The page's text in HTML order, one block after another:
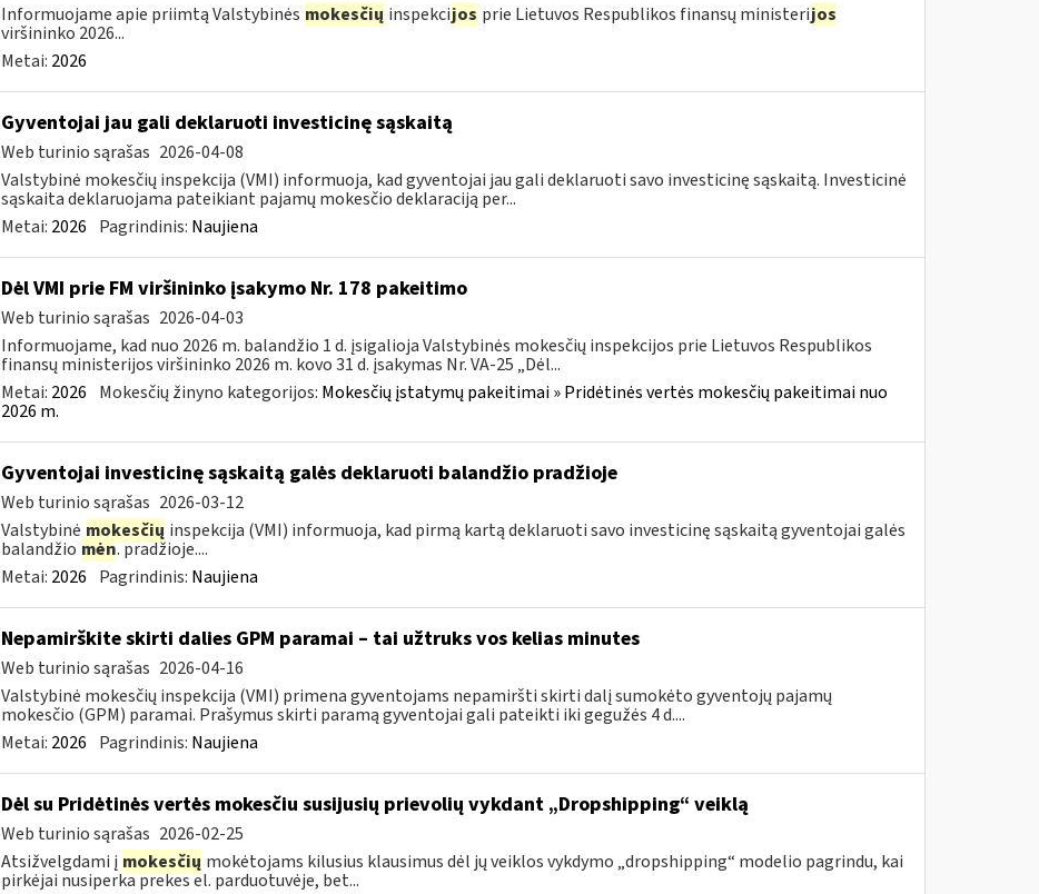
Informuojame apie priimtą Valstybinės mokesčių inspekcijos prie Lietuvos Respublikos finansų ministerijos
viršininko 2026...
Metai: 2026
Gyventojai jau gali deklaruoti investicinę sąskaitą
Web turinio sąrašas 2026-04-08
Valstybinė mokesčių inspekcija (VMI) informuoja, kad gyventojai jau gali deklaruoti savo investicinę sąskaitą. Investicinė
sąskaita deklaruojama pateikiant pajamų mokesčio deklaraciją per...
Metai: 2026 Pagrindinis: Naujiena
Dėl VMI prie FM viršininko įsakymo Nr. 178 pakeitimo
Web turinio sąrašas 2026-04-03
Informuojame, kad nuo 2026 m. balandžio 1 d. įsigalioja Valstybinės mokesčių inspekcijos prie Lietuvos Respublikos
finansų ministerijos viršininko 2026 m. kovo 31 d. įsakymas Nr. VA-25 „Dėl...
Metai: 2026 Mokesčių žinyno kategorijos: Mokesčių įstatymų pakeitimai » Pridėtinės vertės mokesčių pakeitimai nuo
2026 m.
Gyventojai investicinę sąskaitą galės deklaruoti balandžio pradžioje
Web turinio sąrašas 2026-03-12
Valstybinė mokesčių inspekcija (VMI) informuoja, kad pirmą kartą deklaruoti savo investicinę sąskaitą gyventojai galės
balandžio mėn. pradžioje....
Metai: 2026 Pagrindinis: Naujiena
Nepamirškite skirti dalies GPM paramai – tai užtruks vos kelias minutes
Web turinio sąrašas 2026-04-16
Valstybinė mokesčių inspekcija (VMI) primena gyventojams nepamiršti skirti dalį sumokėto gyventojų pajamų
mokesčio (GPM) paramai. Prašymus skirti paramą gyventojai gali pateikti iki gegužės 4 d....
Metai: 2026 Pagrindinis: Naujiena
Dėl su Pridėtinės vertės mokesčiu susijusių prievolių vykdant „Dropshipping“ veiklą
Web turinio sąrašas 2026-02-25
Atsižvelgdami į mokesčių mokėtojams kilusius klausimus dėl jų veiklos vykdymo „dropshipping“ modelio pagrindu, kai
pirkėjai nusiperka prekes el. parduotuvėje, bet...